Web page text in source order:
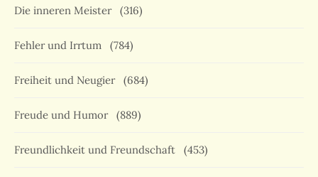
Die inneren Meister (316)
Fehler und Irrtum (784)
Freiheit und Neugier (684)
Freude und Humor (889)
Freundlichkeit und Freundschaft (453)